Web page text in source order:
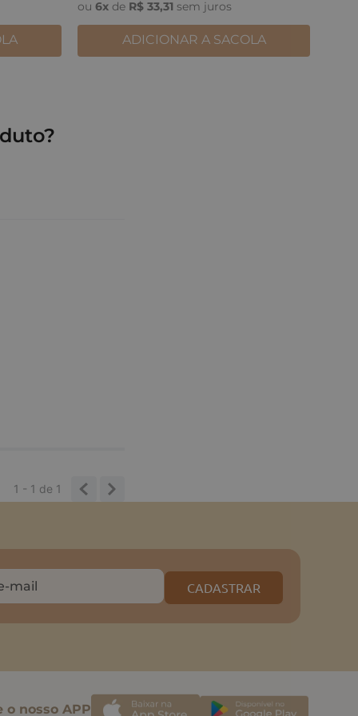
ou 6x de R$ 33,31 sem juros
ADICIONAR A SACOLA
1 - 1 de 1
CADASTRAR
o nosso APP